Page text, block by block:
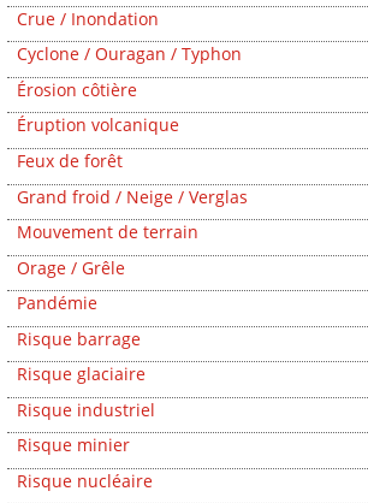
Crue / Inondation
Cyclone / Ouragan / Typhon
Érosion côtière
Éruption volcanique
Feux de forêt
Grand froid / Neige / Verglas
Mouvement de terrain
Orage / Grêle
Pandémie
Risque barrage
Risque glaciaire
Risque industriel
Risque minier
Risque nucléaire